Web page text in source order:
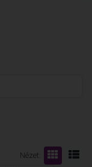
Nézet: